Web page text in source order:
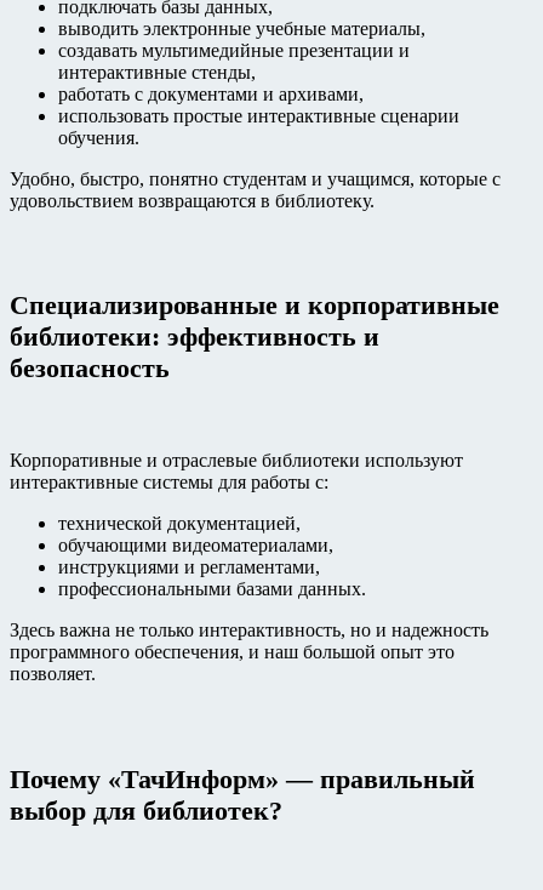
подключать базы данных,
выводить электронные учебные материалы,
создавать мультимедийные презентации и
интерактивные стенды,
работать с документами и архивами,
использовать простые интерактивные сценарии
обучения.
Удобно, быстро, понятно студентам и учащимся, которые с
удовольствием возвращаются в библиотеку.
Специализированные и корпоративные
библиотеки: эффективность и
безопасность
Корпоративные и отраслевые библиотеки используют
интерактивные системы для работы с:
технической документацией,
обучающими видеоматериалами,
инструкциями и регламентами,
профессиональными базами данных.
Здесь важна не только интерактивность, но и надежность
программного обеспечения, и наш большой опыт это
позволяет.
Почему «ТачИнформ» — правильный
выбор для библиотек?